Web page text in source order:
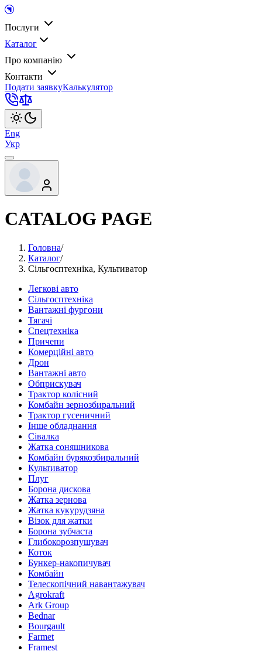
Послуги
Каталог
Про компанію
Контакти
Подати заявкуКалькулятор
Eng
Укр
CATALOG PAGE
Головна/
Каталог/
Сільгосптехніка, Культиватор
Легкові авто
Сільгосптехніка
Вантажні фургони
Тягачі
Спецтехніка
Причепи
Комерційні авто
Дрон
Вантажні авто
Обприскувач
Трактор колісний
Комбайн зернозбиральний
Трактор гусеничний
Інше обладнання
Сівалка
Жатка соняшникова
Комбайн бурякозбиральний
Культиватор
Плуг
Борона дискова
Жатка зернова
Жатка кукурудзяна
Візок для жатки
Борона зубчаста
Глибокорозпушувач
Коток
Бункер-накопичувач
Комбайн
Телескопічний навантажувач
Agrokraft
Ark Group
Bednar
Bourgault
Farmet
Framest